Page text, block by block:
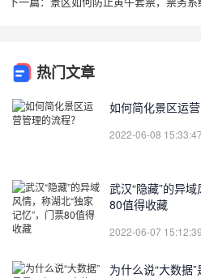
热门文章
如何简化景区运
2022-06-08
武汉“隐藏”的异
80值得收藏
2022-06-07 15:12:39
为什么说“大数据